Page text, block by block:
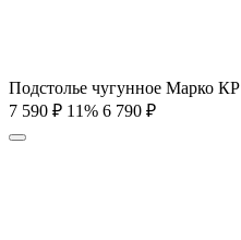
Подстолье чугунное Марко КР
7 590 ₽ 11% 6 790 ₽